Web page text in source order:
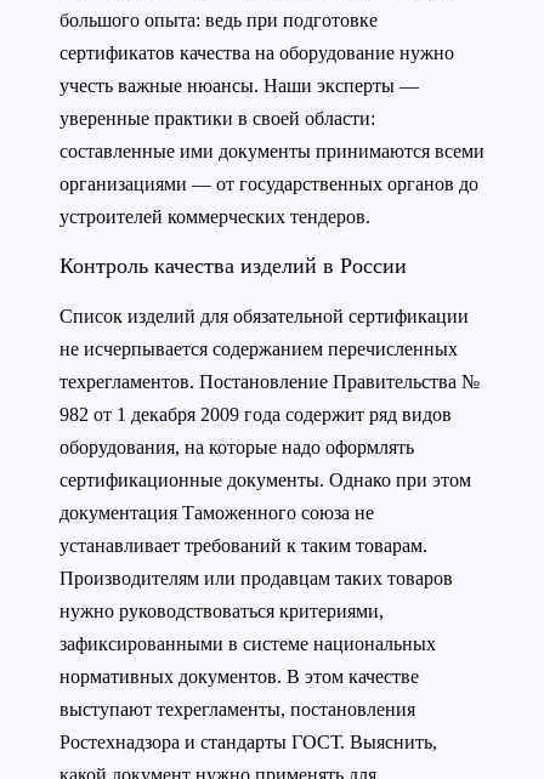
большого опыта: ведь при подготовке
сертификатов качества на оборудование нужно
учесть важные нюансы. Наши эксперты —
уверенные практики в своей области:
составленные ими документы принимаются всеми
организациями — от государственных органов до
устроителей коммерческих тендеров.
Контроль качества изделий в России
Список изделий для обязательной сертификации
не исчерпывается содержанием перечисленных
техрегламентов. Постановление Правительства №
982 от 1 декабря 2009 года содержит ряд видов
оборудования, на которые надо оформлять
сертификационные документы. Однако при этом
документация Таможенного союза не
устанавливает требований к таким товарам.
Производителям или продавцам таких товаров
нужно руководствоваться критериями,
зафиксированными в системе национальных
нормативных документов. В этом качестве
выступают техрегламенты, постановления
Ростехнадзора и стандарты ГОСТ. Выяснить,